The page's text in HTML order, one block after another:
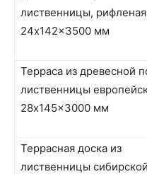
лиственницы, рифленая
24x142x3500 мм
Терраса из древесной
лиственницы
28x145x3000 мм
Террасная доска из
лиственницы